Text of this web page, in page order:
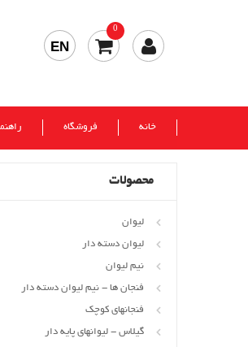
0
EN
خانه فروشگاه
محصولات
لیوان
لیوان دسته دار
نیم لیوان
فنجان ها - نیم لیوان دسته دار
فنجانهای کوچک
گیلاس - لیوانهای پایه دار